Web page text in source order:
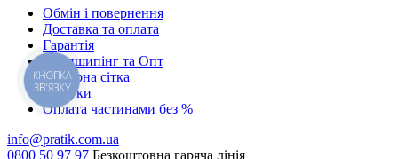
Обмін і повернення
Доставка та оплата
Гарантiя
Дропшипінг та Опт
Розмірна сітка
Відгуки
Оплата частинами без %
info@pratik.com.ua
0800 50 97 97 Безкоштовна гаряча лінія
КНОПКА
ЗВ'ЯЗКУ